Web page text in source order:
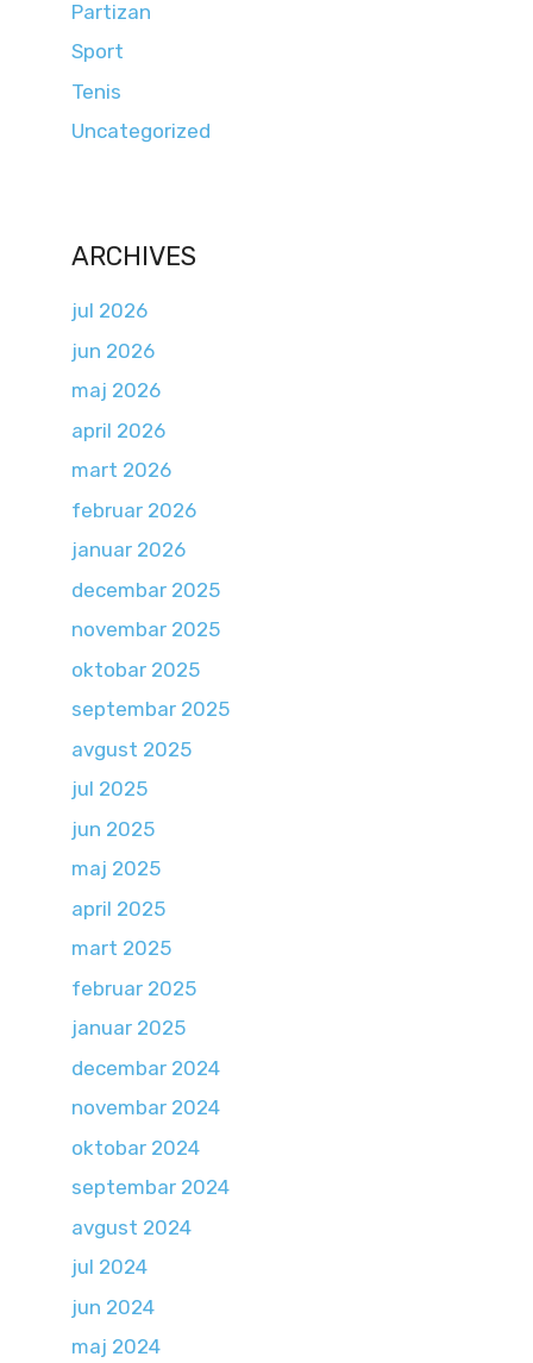
Partizan
Sport
Tenis
Uncategorized
ARCHIVES
jul 2026
jun 2026
maj 2026
april 2026
mart 2026
februar 2026
januar 2026
decembar 2025
novembar 2025
oktobar 2025
septembar 2025
avgust 2025
jul 2025
jun 2025
maj 2025
april 2025
mart 2025
februar 2025
januar 2025
decembar 2024
novembar 2024
oktobar 2024
septembar 2024
avgust 2024
jul 2024
jun 2024
maj 2024